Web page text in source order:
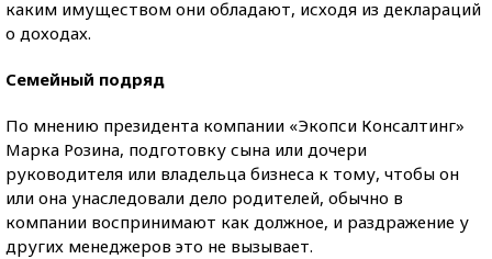
каким имуществом они обладают, исходя из деклараций
о доходах.
Семейный подряд
По мнению президента компании «Экопси Консалтинг»
Марка Розина, подготовку сына или дочери
руководителя или владельца бизнеса к тому, чтобы он
или она унаследовали дело родителей, обычно в
компании воспринимают как должное, и раздражение у
других менеджеров это не вызывает.